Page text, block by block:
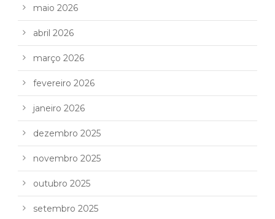
maio 2026
abril 2026
março 2026
fevereiro 2026
janeiro 2026
dezembro 2025
novembro 2025
outubro 2025
setembro 2025